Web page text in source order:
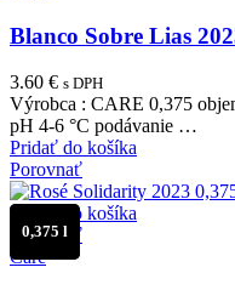
Blanco Sobre Lias
3.60 € s DPH
Výrobca : CARE 0,375
pH 4-6 °C podávanie …
Pridať do košíka
Porovnať
Pridať do košíka
Porovnať
Care
0,375 l